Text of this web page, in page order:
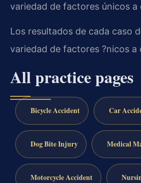
variedad de factores únicos a
Los resultados de cada caso
variedad de factores ?nicos a
All practice pages
Bicycle Accident Car
Dog Bite Injury Medical
Motorcycle Accident